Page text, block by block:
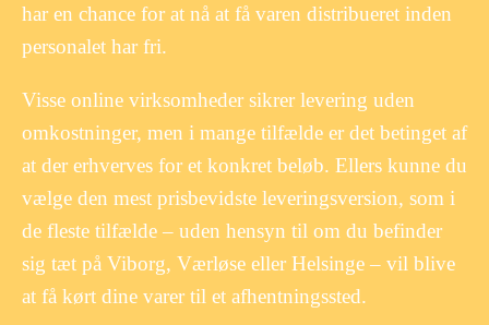
har en chance for at nå at få varen distribueret inden
personalet har fri.
Visse online virksomheder sikrer levering uden
omkostninger, men i mange tilfælde er det betinget af
at der erhverves for et konkret beløb. Ellers kunne du
vælge den mest prisbevidste leveringsversion, som i
de fleste tilfælde – uden hensyn til om du befinder
sig tæt på Viborg, Værløse eller Helsinge – vil blive
at få kørt dine varer til et afhentningssted.